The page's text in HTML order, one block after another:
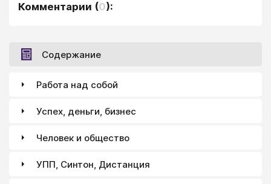
Комментарии (0):
Содержание
Работа над собой
Успех, деньги, бизнес
Человек и общество
УПП, Синтон, Дистанция